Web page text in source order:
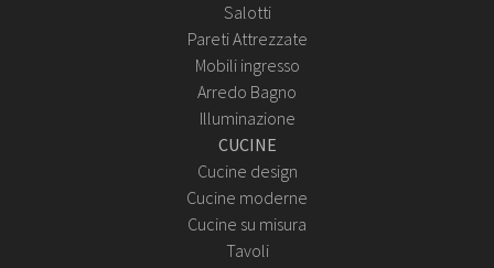
Salotti
Pareti Attrezzate
Mobili ingresso
Arredo Bagno
Illuminazione
CUCINE
Cucine design
Cucine moderne
Cucine su misura
Tavoli